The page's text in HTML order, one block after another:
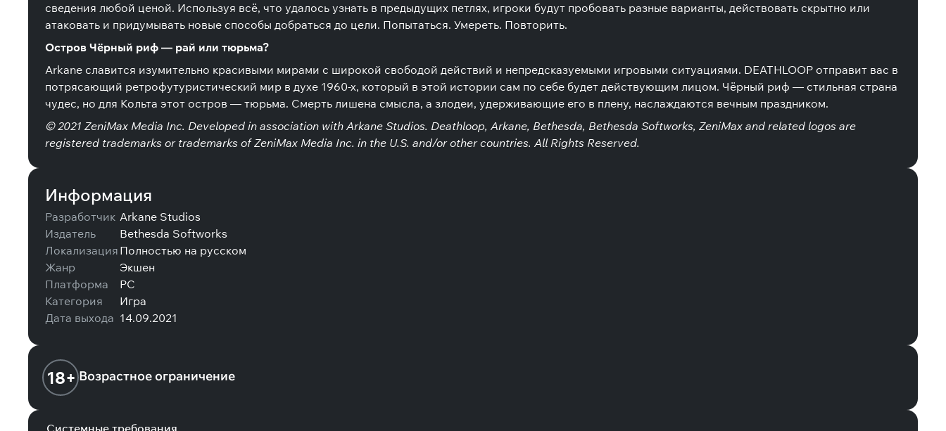
сведения любой ценой. Используя всё, что удалось узнать в предыдущих петлях, игроки будут пробовать разные варианты, действовать скрытно или
атаковать и придумывать новые способы добраться до цели. Попытаться. Умереть. Повторить.
Остров Чёрный риф — рай или тюрьма?
Arkane славится изумительно красивыми мирами с широкой свободой действий и непредсказуемыми игровыми ситуациями. DEATHLOOP отправит вас в
потрясающий ретрофутуристический мир в духе 1960-х, который в этой истории сам по себе будет действующим лицом. Чёрный риф — стильная страна
чудес, но для Кольта этот остров — тюрьма. Смерть лишена смысла, а злодеи, удерживающие его в плену, наслаждаются вечным праздником.
© 2021 ZeniMax Media Inc. Developed in association with Arkane Studios. Deathloop, Arkane, Bethesda, Bethesda Softworks, ZeniMax and related logos are
registered trademarks or trademarks of ZeniMax Media Inc. in the U.S. and/or other countries. All Rights Reserved.
Информация
Разработчик Arkane Studios
Издатель
Bethesda Softworks
Локализация Полностью на русском
Жанр
Экшен
Платформа
PC
Категория
Игра
Дата выхода 14.09.2021
18+ Возрастное ограничение
Системные требования